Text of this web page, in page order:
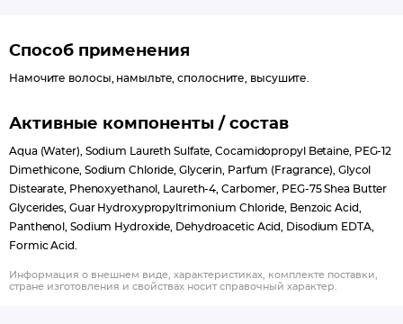
Способ применения
Намочите волосы, намыльте, сполосните, высушите.
Активные компоненты / состав
Aqua (Water), Sodium Laureth Sulfate, Cocamidopropyl Betaine, PEG-12
Dimethicone, Sodium Chloride, Glycerin, Parfum (Fragrance), Glycol
Distearate, Phenoxyethanol, Laureth-4, Carbomer, PEG-75 Shea Butter
Glycerides, Guar Hydroxypropyltrimonium Chloride, Benzoic Acid,
Panthenol, Sodium Hydroxide, Dehydroacetic Acid, Disodium EDTA,
Formic Acid.
Информация о внешнем виде, характеристиках, комплекте поставки,
стране изготовления и свойствах носит справочный характер.